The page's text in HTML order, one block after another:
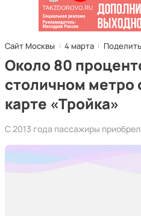
Сайт Москвы 4 марта
Около 80
столичном метро
карте «Тройка»
С 2013 года пассажиры